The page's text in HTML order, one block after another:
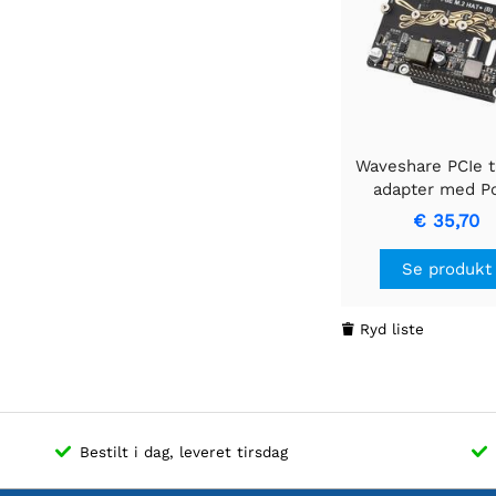
Waveshare PCIe
adapter med
funktion (B) til
Raspberry Pi 5,
understøtter
protokol M.2
læsning/
€ 35,70
Se produkt
 Ryd liste
Bestilt i dag, leveret tirsdag